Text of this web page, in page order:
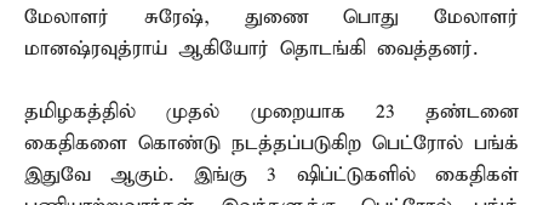
மேலாளர் சுரேஷ், துணை பொது மேலாளர்
மானஷ்ரவுத்ராய் ஆகியோர் தொடங்கி வைத்தனர்.
தமிழகத்தில் முதல் முறையாக 23 தண்டனை
கைதிகளை கொண்டு நடத்தப்படுகிற பெட்ரோல் பங்க்
இதுவே ஆகும். இங்கு 3 ஷிப்ட்டுகளில் கைதிகள்